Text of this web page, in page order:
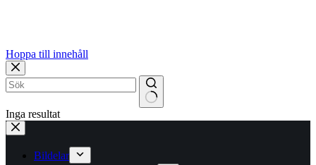
Hoppa till innehåll
Inga resultat
Bildelar